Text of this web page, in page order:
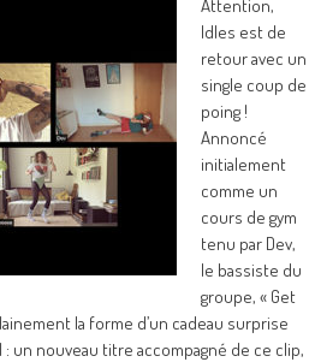
Attention,
Idles est de
retour avec un
single coup de
poing !
Annoncé
initialement
comme un
cours de gym
tenu par Dev,
le bassiste du
groupe, « Get
la forme d’un cadeau surprise
un nouveau titre accompagné de ce clip,